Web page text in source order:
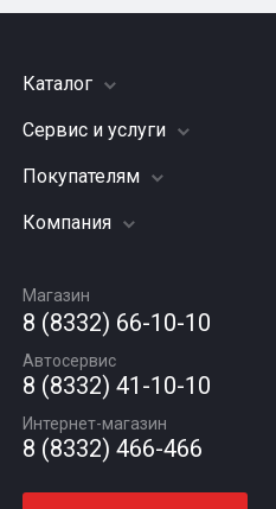
Каталог
Шины
Грузовые шины
Диски
Автомасла
Сервис и услуги
Заправка кондиционера
Подвеска (ходовая часть)
Шиномонтаж
Покупателям
Акции
Гарантии и возврат
Компания
Вакансии
Новости
Статьи
Контакты
Магазин
8 (8332) 66-10-10
Автосервис
8 (8332) 41-10-10
Интернет-магазин
8 (8332) 466-466